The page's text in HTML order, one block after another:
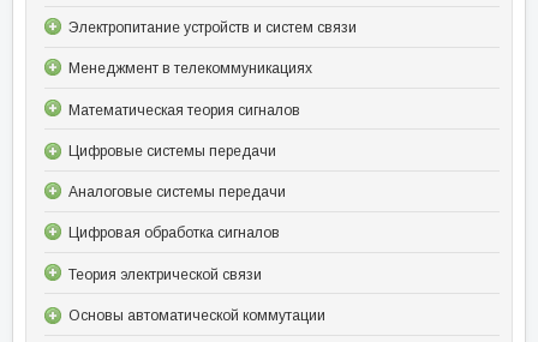
Электропитание устройств и систем связи
Менеджмент в телекоммуникациях
Математическая теория сигналов
Цифровые системы передачи
Аналоговые системы передачи
Цифровая обработка сигналов
Теория электрической связи
Основы автоматической коммутации